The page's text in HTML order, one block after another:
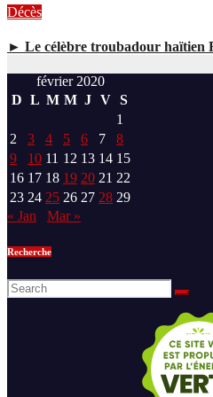
Décès
► Le célèbre troubadour haïtien
février 2020
D L M M J V S
1
2
3 4 5 6 7
8
9
10 11 12 13 14 15
16 17 18 19 20 21 22
23 24 25 26 27 28 29
« Jan
Mar »
Recherche